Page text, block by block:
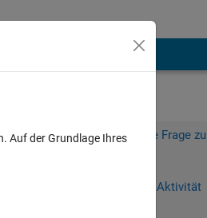
Melden Sie sich an, um diese Frage zu
Anmelden, um Aktivität
Auf der Grundlage Ihres